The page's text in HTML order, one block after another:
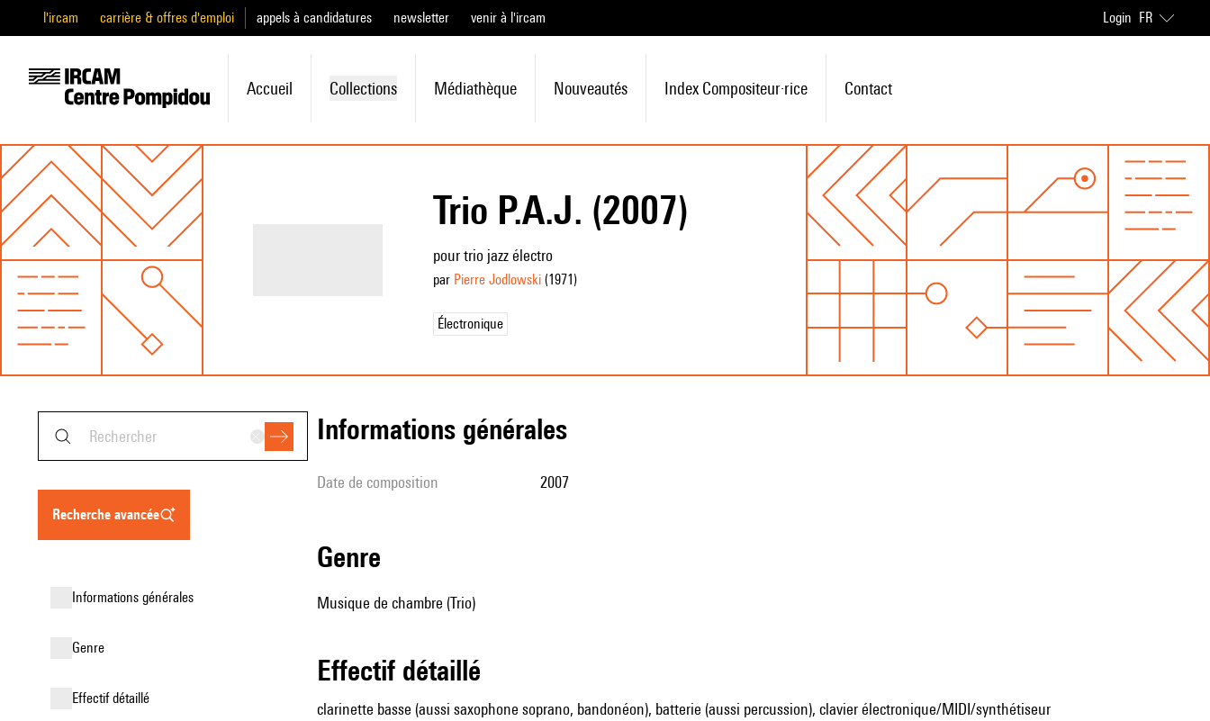
l'ircam carrière & offres d'emploi appels à candidatures newsletter venir à l'ircam Login FR
Accueil Collections Médiathèque Nouveautés Index Compositeur·rice Contact
Trio P.A.J. (2007)
pour trio jazz électro
par Pierre Jodlowski(1971)
Électronique
recherche avancée
informations générales
genre
effectif détaillé
informations générales
date de composition 2007
genre
Musique de chambre (Trio)
effectif détaillé
clarinette basse (aussi saxophone soprano, bandonéon), batterie (aussi percussion), clavier électronique/MIDI/synthétiseur